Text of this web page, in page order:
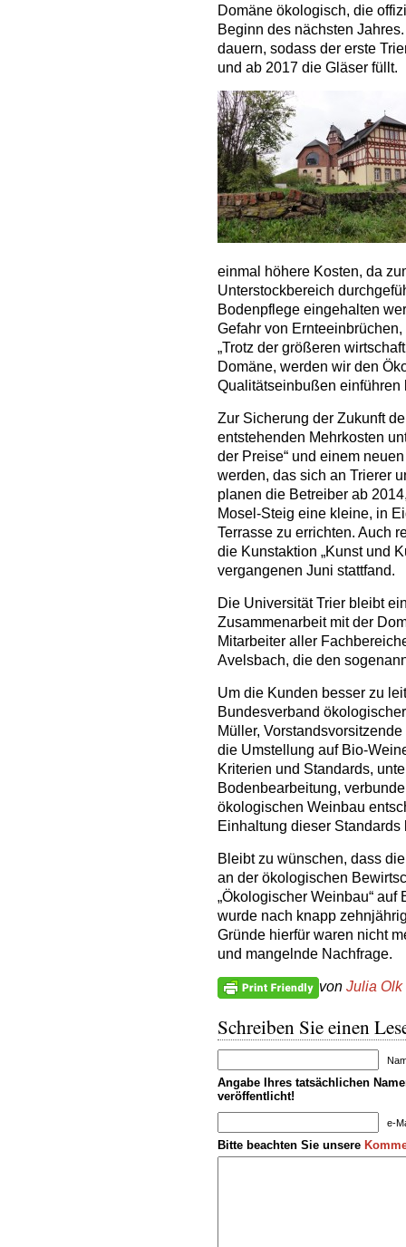
Domäne ökologisch, die
Beginn des nächsten
dauern, sodass der erste
und ab 2017 die Gläser füllt.
einmal höhere Kosten, da
Unterstockbereich
Bodenpflege eingehalten
Gefahr von
„Trotz der größeren
Domäne, werden wir den
Qualitätseinbußen einführen
Zur Sicherung der Zukunft
entstehenden Mehrkosten
der Preise“ und einem
werden, das sich an Trierer
planen die Betreiber ab
Mosel-Steig eine kleine, in
Terrasse zu errichten. Auch
die Kunstaktion „Kunst und
vergangenen Juni stattfand.
Die Universität Trier bleibt
Zusammenarbeit mit der
Mitarbeiter aller
Avelsbach, die den
Um die Kunden besser zu
Bundesverband
Müller,
die Umstellung auf Bio-
Kriterien und Standards,
Bodenbearbeitung,
ökologischen Weinbau
Einhaltung dieser Standards
Bleibt zu wünschen, dass
an der ökologischen
„Ökologischer Weinbau“
wurde nach knapp
Gründe hierfür waren nicht
und mangelnde Nachfrage.
von Julia Olk
Schreiben Sie einen
Angabe Ihres tatsächlichen
veröffentlicht!
e-
Bitte beachten Sie unsere